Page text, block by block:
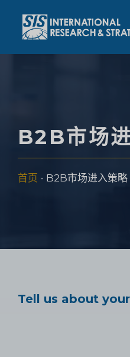
容
B2B市场
首页 - B2B市场进入策略
Tell us about